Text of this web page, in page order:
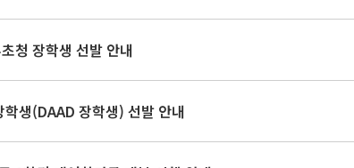
청 장학생 선발 안내
생(DAAD 장학생) 선발 안내